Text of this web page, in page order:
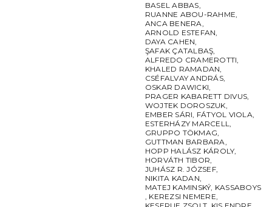
BASEL ABBAS,
RUANNE ABOU-RAHME,
ANCA BENERA,
ARNOLD ESTEFAN,
DAYA CAHEN,
ŞAFAK ÇATALBAŞ,
ALFREDO CRAMEROTTI,
KHALED RAMADAN,
CSÉFALVAY ANDRÁS,
OSKAR DAWICKI,
PRAGER KABARETT DIVUS,
WOJTEK DOROSZUK,
EMBER SÁRI, FÁTYOL VIOLA,
ESTERHÁZY MARCELL,
GRUPPO TÖKMAG,
GUTTMAN BARBARA,
HOPP HALÁSZ KÁROLY,
HORVÁTH TIBOR,
JUHÁSZ R. JÓZSEF,
NIKITA KADAN,
MATEJ KAMINSKÝ, KASSABOYS
, KEREZSI NEMERE,